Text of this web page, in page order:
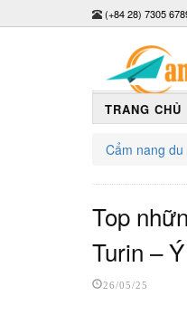
(+84 28) 7305
TRANG CHỦ
Cẩm nang du
Top
Turin – Ý
26/05/25